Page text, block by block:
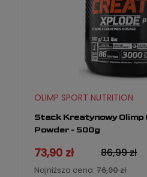
Stack Kreatynowy Olimp
Powder - 500g
OLIMP SPORT NUTRITION
73,90 zł 86,99 zł
Najniższa cena: 76,90 zł